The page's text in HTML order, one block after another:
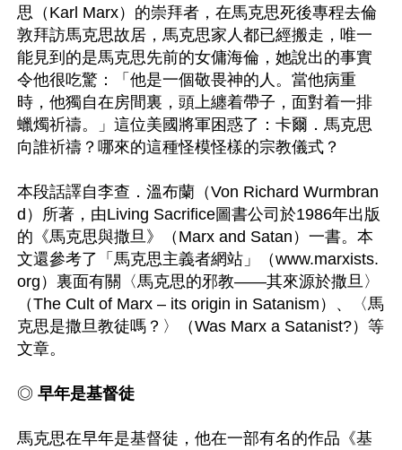
思（Karl Marx）的崇拜者，在馬克思死後專程去倫
敦拜訪馬克思故居，馬克思家人都已經搬走，唯一
能見到的是馬克思先前的女傭海倫，她說出的事實
令他很吃驚：「他是一個敬畏神的人。當他病重
時，他獨自在房間裏，頭上纏着帶子，面對着一排
蠟燭祈禱。」這位美國將軍困惑了：卡爾．馬克思
向誰祈禱？哪來的這種怪模怪樣的宗教儀式？
本段話譯自李查．溫布蘭（Von Richard Wurmbran
d）所著，由Living Sacrifice圖書公司於1986年出版
的《馬克思與撒旦》（Marx and Satan）一書。本
文還參考了「馬克思主義者網站」（www.marxists.
org）裏面有關〈馬克思的邪教——其來源於撒旦〉
（The Cult of Marx – its origin in Satanism）、〈馬
克思是撒旦教徒嗎？〉（Was Marx a Satanist?）等
文章。
◎ 早年是基督徒
馬克思在早年是基督徒，他在一部有名的作品《基